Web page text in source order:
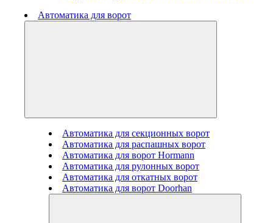
Автоматика для ворот
Автоматика для секционных ворот
Автоматика для распашных ворот
Автоматика для ворот Hormann
Автоматика для рулонных ворот
Автоматика для откатных ворот
Автоматика для ворот Doorhan